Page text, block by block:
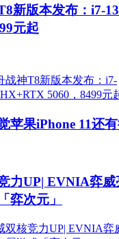
新版本发布：i7-
元起
苹果iPhone 11还
力UP| EVNIA弈
弈次元」